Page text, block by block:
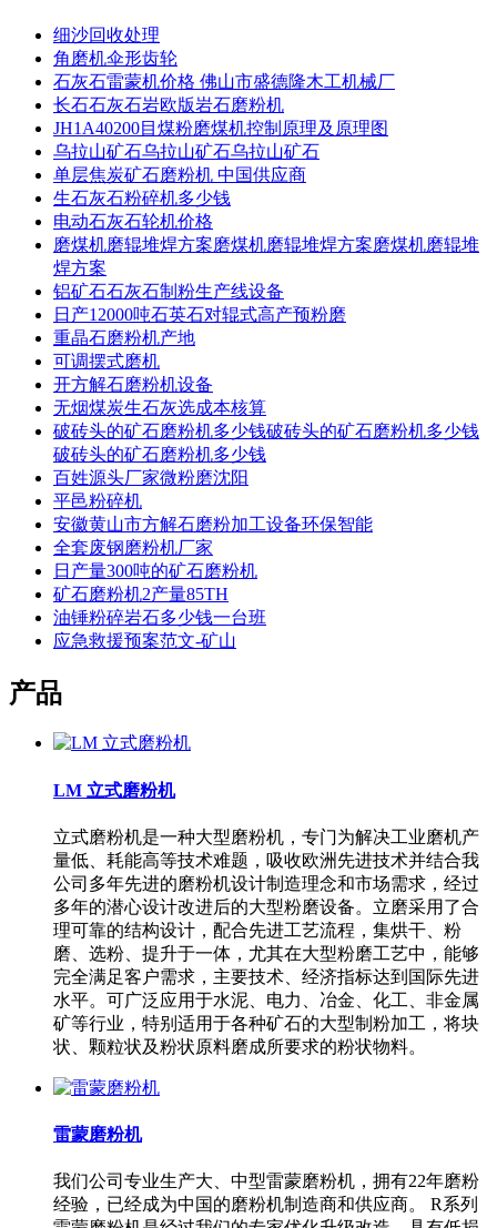
细沙回收处理
角磨机伞形齿轮
石灰石雷蒙机价格 佛山市盛德隆木工机械厂
长石石灰石岩欧版岩石磨粉机
JH1A40200目煤粉磨煤机控制原理及原理图
乌拉山矿石乌拉山矿石乌拉山矿石
单层焦炭矿石磨粉机 中国供应商
生石灰石粉碎机多少钱
电动石灰石轮机价格
磨煤机磨辊堆焊方案磨煤机磨辊堆焊方案磨煤机磨辊堆
焊方案
铝矿石石灰石制粉生产线设备
日产12000吨石英石对辊式高产预粉磨
重晶石磨粉机产地
可调摆式磨机
开方解石磨粉机设备
无烟煤炭生石灰选成本核算
破砖头的矿石磨粉机多少钱破砖头的矿石磨粉机多少钱
破砖头的矿石磨粉机多少钱
百姓源头厂家微粉磨沈阳
平邑粉碎机
安徽黄山市方解石磨粉加工设备环保智能
全套废钢磨粉机厂家
日产量300吨的矿石磨粉机
矿石磨粉机2产量85TH
油锤粉碎岩石多少钱一台班
应急救援预案范文-矿山
产品
LM 立式磨粉机
立式磨粉机是一种大型磨粉机，专门为解决工业磨机产
量低、耗能高等技术难题，吸收欧洲先进技术并结合我
公司多年先进的磨粉机设计制造理念和市场需求，经过
多年的潜心设计改进后的大型粉磨设备。立磨采用了合
理可靠的结构设计，配合先进工艺流程，集烘干、粉
磨、选粉、提升于一体，尤其在大型粉磨工艺中，能够
完全满足客户需求，主要技术、经济指标达到国际先进
水平。可广泛应用于水泥、电力、冶金、化工、非金属
矿等行业，特别适用于各种矿石的大型制粉加工，将块
状、颗粒状及粉状原料磨成所要求的粉状物料。
雷蒙磨粉机
我们公司专业生产大、中型雷蒙磨粉机，拥有22年磨粉
经验，已经成为中国的磨粉机制造商和供应商。 R系列